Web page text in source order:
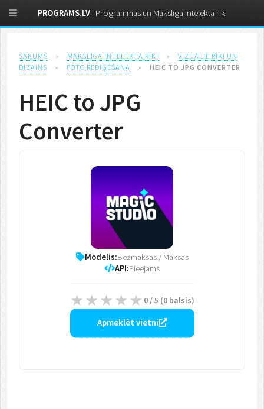
SĀKUMS » MĀKSLĪGĀ INTELEKTA RĪKI »
VIZUĀLIE RĪKI UN
DIZAINS
» FOTO REDIĢĒŠANA » HEIC TO JPG CONVERTER
HEIC to JPG
Converter
Modelis:Bezmaksas / Maksas
API:Pieejams
0/ 5 (0balsis)
Apmeklēt vietni
PROGRAMS.LV | Programmas un Mākslīgā Intelekta rīki